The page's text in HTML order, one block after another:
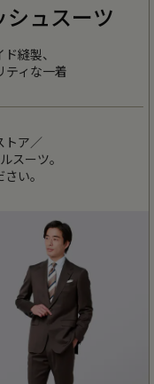
シュスーツ
縫製、
ティな一着
トア／
スーツ。
い。